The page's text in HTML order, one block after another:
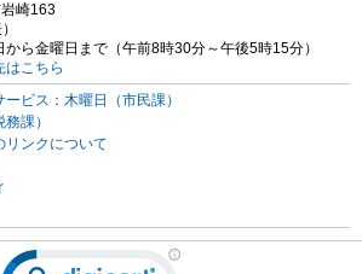
崎163
ら金曜日まで（午前8時30分～午後5時15分）
はこちら
ビス：木曜日（市民課）
課）
リンクについて